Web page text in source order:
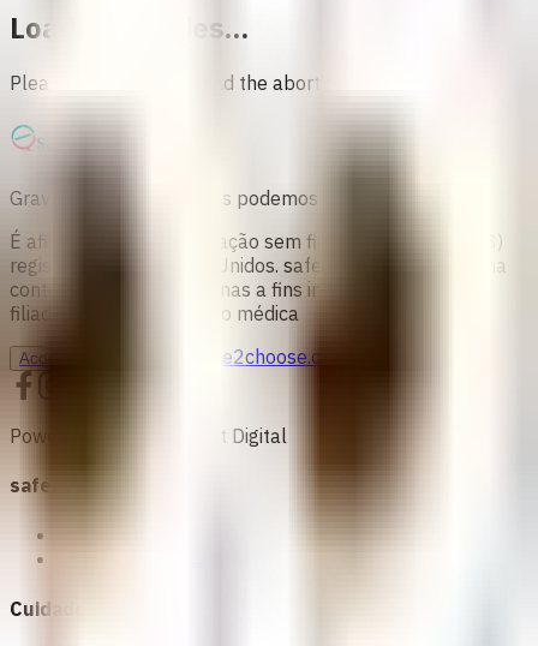
Loading Stories...
Please wait while we load the abortion stories for you.
Gravidez indesejada? Nós podemos apoiá-la
É afiliada a uma organização sem fins lucrativos 501c(3)
registrada nos Estados Unidos. safe2choose proporciona
conteúdo destinado apenas a fins informativos e não é
filiada a uma organização médica
Aconselhamento info@safe2choose.org
Powered by Women First Digital
safe2choose
Sobre nós
Cuidado ao aborto